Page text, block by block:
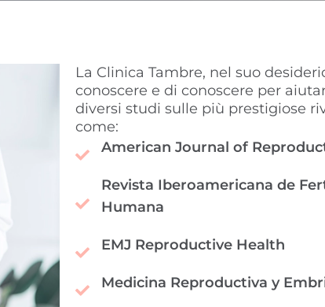
La Clinica Tambre, nel suo
conoscere e di conoscere per
diversi studi sulle più prestigiose
come:
American Journal of
Revista Iberoamericana de
Humana
EMJ Reproductive Health
Medicina Reproductiva y